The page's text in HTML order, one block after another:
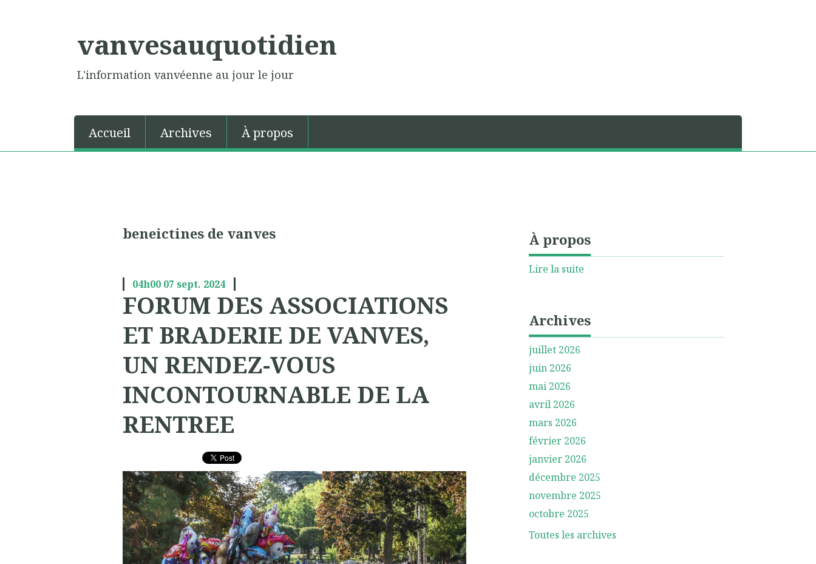
vanvesauquotidien
L'information vanvéenne au jour le jour
Accueil Archives À propos
beneictines de vanves
04h00 07 sept. 2024
FORUM DES ASSOCIATIONS
ET BRADERIE DE VANVES,
UN RENDEZ-VOUS
INCONTOURNABLE DE LA
RENTREE
À propos
Lire la suite
Archives
juillet 2026
juin 2026
mai 2026
avril 2026
mars 2026
février 2026
janvier 2026
décembre 2025
novembre 2025
octobre 2025
Toutes les archives